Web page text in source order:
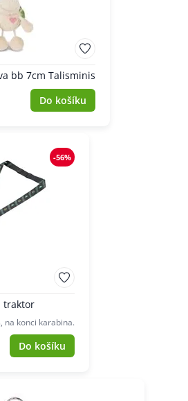
bb 7cm Talisminis
Do košíku
-56%
traktor
na konci karabina.
Do košíku